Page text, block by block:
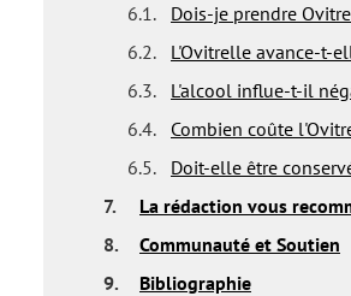
6.1.
Dois-je prendre
6.2.
L'Ovitrelle avance-t-
6.3.
L'alcool influe-t-il
6.4.
Combien coûte
6.5.
Doit-elle être
7.
La rédaction vous
8.
Communauté et Soutien
9.
Bibliographie